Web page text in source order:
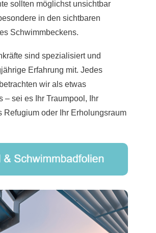
sollten möglichst unsichtbar
in den sichtbaren
Schwimmbeckens.
sind spezialisiert und
Erfahrung mit. Jedes
wir als etwas
– sei es Ihr Traumpool, Ihr
Refugium oder Ihr Erholungsraum